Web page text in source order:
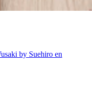
by Suehiro en